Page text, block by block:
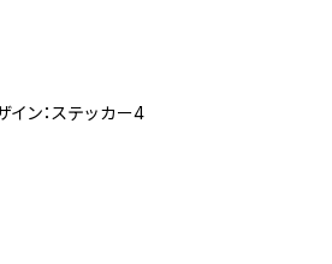
イン：ステッカー4